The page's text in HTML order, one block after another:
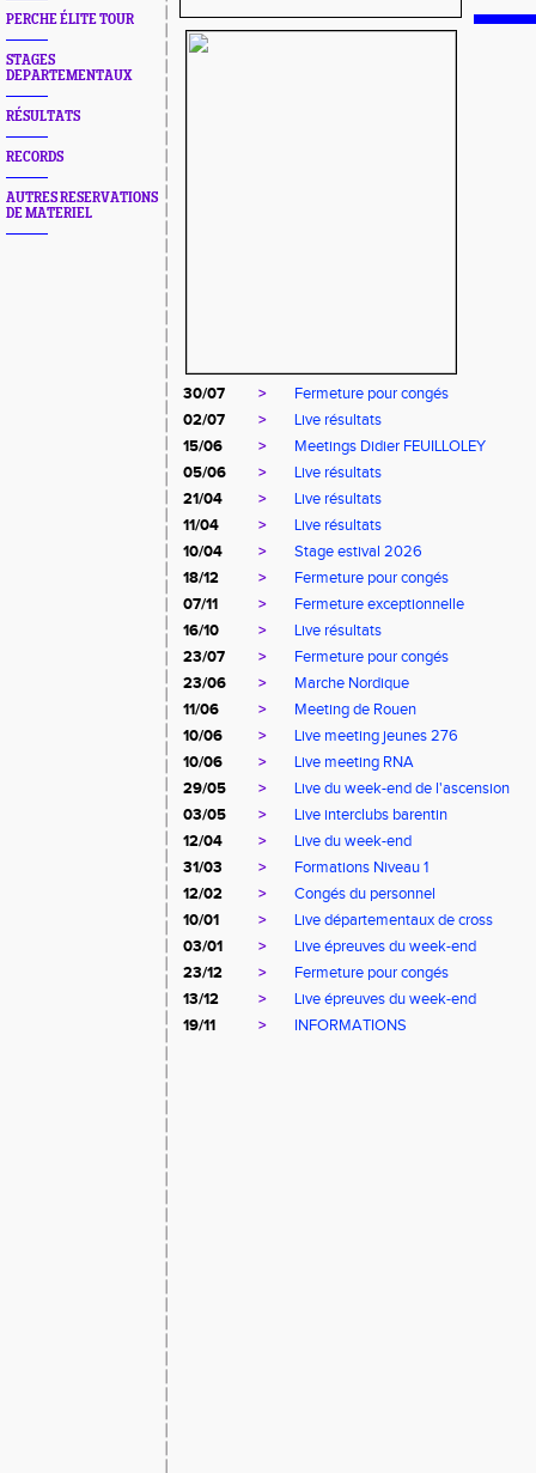
PERCHE ÉLITE TOUR
STAGES
DEPARTEMENTAUX
RÉSULTATS
RECORDS
AUTRES RESERVATIONS
DE MATERIEL
30/07 >
Fermeture pour congés
02/07
>
Live résultats
15/06
>
Meetings Didier FEUILLOLEY
05/06
>
Live résultats
21/04
>
Live résultats
11/04
>
Live résultats
10/04
>
Stage estival 2026
18/12
>
Fermeture pour congés
07/11
>
Fermeture exceptionnelle
16/10
>
Live résultats
23/07
>
Fermeture pour congés
23/06
>
Marche Nordique
11/06
>
Meeting de Rouen
10/06
>
Live meeting jeunes 276
10/06
>
Live meeting RNA
29/05
>
Live du week-end de l'ascension
03/05
>
Live interclubs barentin
12/04
>
Live du week-end
31/03
>
Formations Niveau 1
12/02
>
Congés du personnel
10/01
>
Live départementaux de cross
03/01
>
Live épreuves du week-end
23/12
>
Fermeture pour congés
13/12
>
Live épreuves du week-end
19/11
> INFORMATIONS